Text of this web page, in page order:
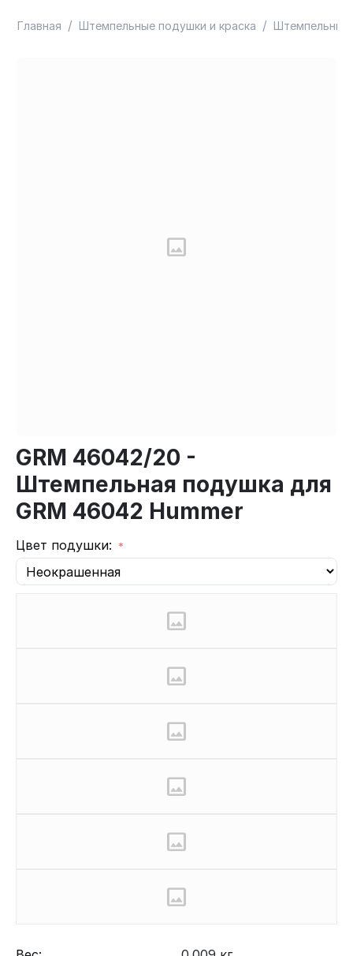
Главная / Штемпельные подушки и краска / Штемпельные
GRM 46042/20 -
Штемпельная подушка для
GRM 46042 Hummer
Цвет подушки: